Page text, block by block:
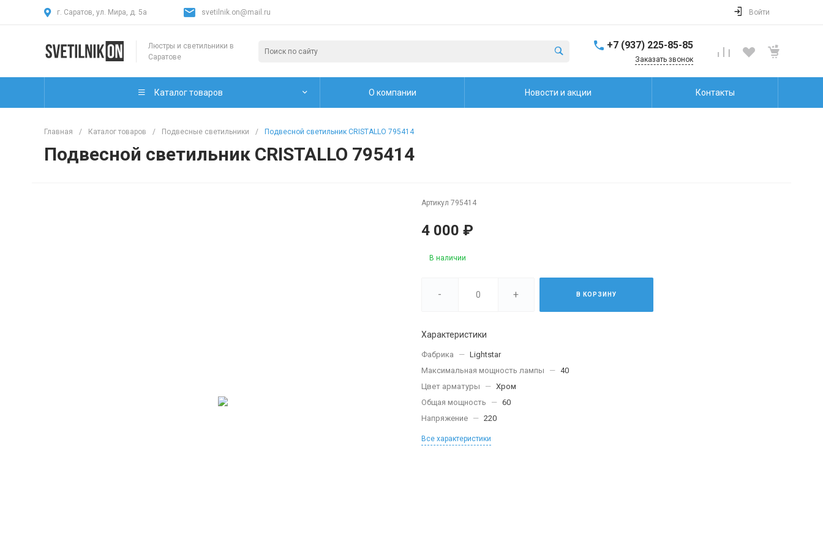
г. Саратов, ул. Мира, д. 5а svetilnik.on@mail.ru Войти
Люстры и светильники в
Саратове
+7 (937) 225-85-85
Заказать звонок
Каталог товаров О компании Новости и акции Контакты
Главная / Каталог товаров / Подвесные светильники / Подвесной светильник CRISTALLO 795414
Подвесной светильник CRISTALLO 795414
Артикул 795414
4 000 ₽
В наличии
- + В КОРЗИНУ
Характеристики
Фабрика — Lightstar
Максимальная мощность лампы
— 40
Цвет арматуры
— Хром
Общая мощность
— 60
Напряжение — 220
Все характеристики